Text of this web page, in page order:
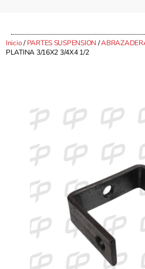
Inicio/PARTES SUSPENSION /
PLATINA 3/16X2 3/4X4 1/2